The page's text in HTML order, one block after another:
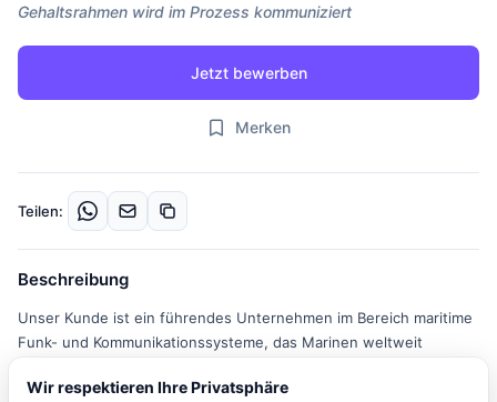
Gehaltsrahmen wird im Prozess kommuniziert
Jetzt bewerben
Merken
Teilen:
Beschreibung
Unser Kunde ist ein führendes Unternehmen im Bereich maritime
Funk- und Kommunikationssysteme, das Marinen weltweit
Hamburg erwartet Dich ein internationales und diverses
Wir respektieren Ihre Privatsphäre